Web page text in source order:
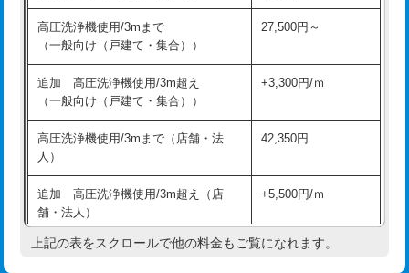
給水管工事※（バンド止め) 3,300円
給水管工事※（支持金具設置)
給水管工事※（保温材使用（バンド止
め込み）)
5,500円
給水管工事※（土の掘削・埋め戻し作
業)
11,000円
給水管工事※（塩ビ管（VP・HI）使
用/3ｍまで)
33,000円
給水管工事※（塩ビ管（VP・HI）使
+8,800円
高圧洗浄機使用/3mまで
（一般向け（戸建て・集合））
27,500円～
追加 高圧洗浄機使用/3m超え
（一般向け（戸建て・集合））
+3,300円/ｍ
高圧洗浄機使用/3mまで（店舗・法
人）
42,350円
追加 高圧洗浄機使用/3m超え（店
舗・法人）
+5,500円/ｍ
高度高圧洗浄換 現地調査
上記の表をスクロールで他の料金もご覧になれます。